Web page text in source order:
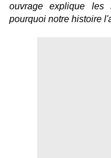
ouvrage explique les
pourquoi notre histoire